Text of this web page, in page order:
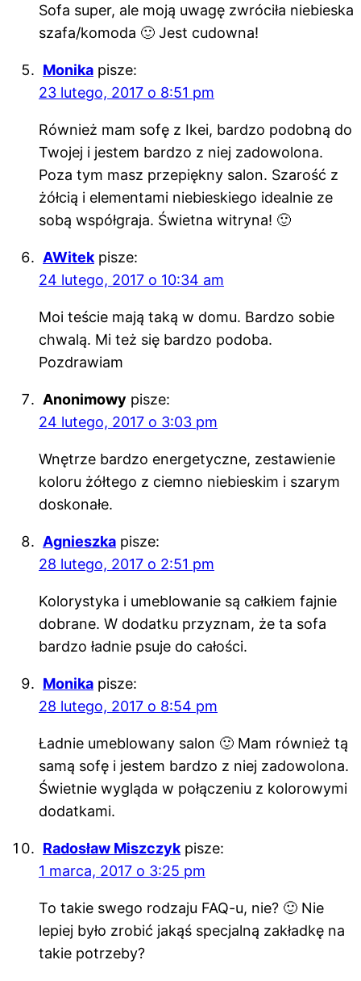
Sofa super, ale moją uwagę zwróciła niebieska
szafa/komoda 🙂 Jest cudowna!
Monika pisze:
23 lutego, 2017 o 8:51 pm
Również mam sofę z Ikei, bardzo podobną do
Twojej i jestem bardzo z niej zadowolona.
Poza tym masz przepiękny salon. Szarość z
żółcią i elementami niebieskiego idealnie ze
sobą współgraja. Świetna witryna! 🙂
AWitek pisze:
24 lutego, 2017 o 10:34 am
Moi teście mają taką w domu. Bardzo sobie
chwalą. Mi też się bardzo podoba.
Pozdrawiam
Anonimowy pisze:
24 lutego, 2017 o 3:03 pm
Wnętrze bardzo energetyczne, zestawienie
koloru żółtego z ciemno niebieskim i szarym
doskonałe.
Agnieszka pisze:
28 lutego, 2017 o 2:51 pm
Kolorystyka i umeblowanie są całkiem fajnie
dobrane. W dodatku przyznam, że ta sofa
bardzo ładnie psuje do całości.
Monika pisze:
28 lutego, 2017 o 8:54 pm
Ładnie umeblowany salon 🙂 Mam również tą
samą sofę i jestem bardzo z niej zadowolona.
Świetnie wygląda w połączeniu z kolorowymi
dodatkami.
Radosław Miszczyk pisze:
1 marca, 2017 o 3:25 pm
To takie swego rodzaju FAQ-u, nie? 🙂 Nie
lepiej było zrobić jakąś specjalną zakładkę na
takie potrzeby?